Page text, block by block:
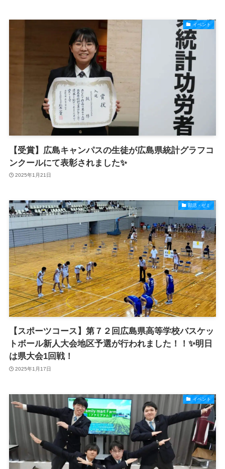
イベント
【受賞】広島キャンパスの生徒が広島県統計グラフコ
ンクールにて表彰されました✨
2025年1月21日
部活・ゼミ
【スポーツコース】第７２回広島県高等学校バスケッ
トボール新人大会地区予選が行われました！！✨明日
は県大会1回戦！
2025年1月17日
イベント